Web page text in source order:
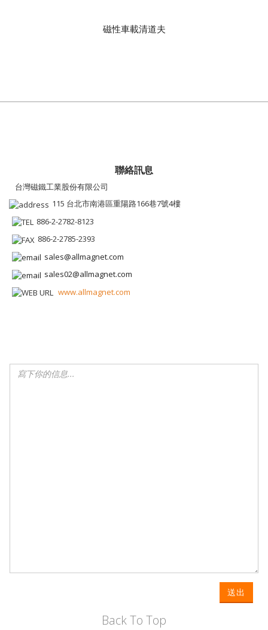
磁性車載清道夫
聯絡訊息
台灣磁鐵工業股份有限公司
115 台北市南港區重陽路166巷7號4樓
886-2-2782-8123
886-2-2785-2393
sales@allmagnet.com
sales02@allmagnet.com
www.allmagnet.com
送出
Back To Top